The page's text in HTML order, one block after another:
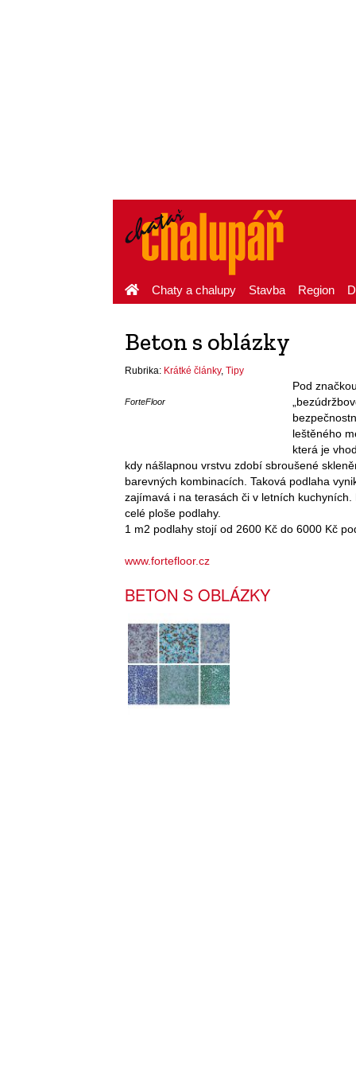
Chaty a chalupy Stavba Region
Beton s oblázky
Rubrika: Krátké články, Tipy
ForteFloor
Pod
leštěného
která je
kdy nášlapnou vrstvu zdobí sbroušené
barevných kombinacích. Taková podlaha
zajímavá i na terasách či v letních
celé ploše podlahy.
1 m2 podlahy stojí od 2600 Kč do 6000 Kč
www.fortefloor.cz
BETON S OBLÁZKY